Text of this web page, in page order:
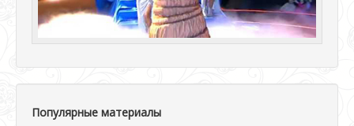
Популярные материалы